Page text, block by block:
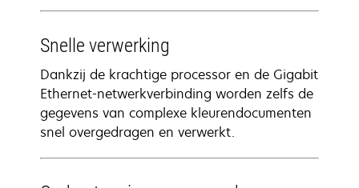
Snelle verwerking
Dankzij de krachtige processor en de Gigabit
Ethernet-netwerkverbinding worden zelfs de
gegevens van complexe kleurendocumenten
snel overgedragen en verwerkt.